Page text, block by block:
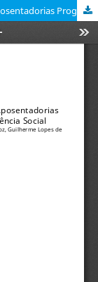
Modelagem e Projeção dos Benefícios das Aposentadorias Programadas no Regime Geral de Previdência Social